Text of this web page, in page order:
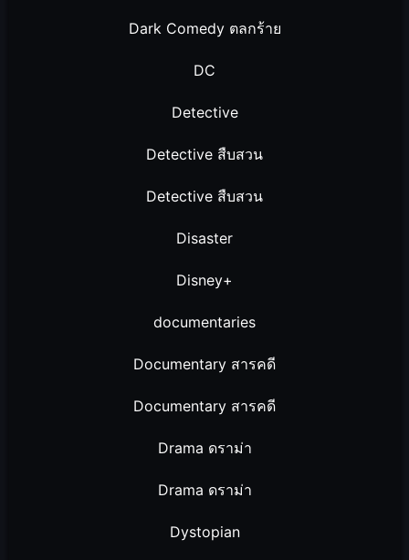
Dark Comedy ตลกร้าย
DC
Detective
Detective สืบสวน
Detective สืบสวน
Disaster
Disney+
documentaries
Documentary สารคดี
Documentary สารคดี
Drama ดราม่า
Drama ดราม่า
Dystopian